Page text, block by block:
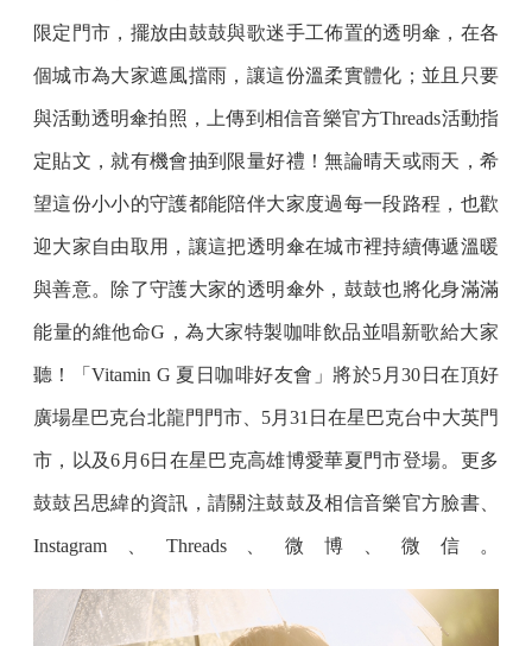
限定門市，擺放由鼓鼓與歌迷手工佈置的透明傘，在各
個城市為大家遮風擋雨，讓這份溫柔實體化；並且只要
與活動透明傘拍照，上傳到相信音樂官方Threads活動指
定貼文，就有機會抽到限量好禮！無論晴天或雨天，希
望這份小小的守護都能陪伴大家度過每一段路程，也歡
迎大家自由取用，讓這把透明傘在城市裡持續傳遞溫暖
與善意。除了守護大家的透明傘外，鼓鼓也將化身滿滿
能量的維他命G，為大家特製咖啡飲品並唱新歌給大家
聽！「Vitamin G 夏日咖啡好友會」將於5月30日在頂好
廣場星巴克台北龍門門市、5月31日在星巴克台中大英門
市，以及6月6日在星巴克高雄博愛華夏門市登場。更多
鼓鼓呂思緯的資訊，請關注鼓鼓及相信音樂官方臉書、
Instagram、Threads、微博、微信。